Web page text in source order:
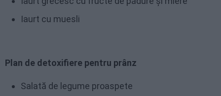
Iaurt cu muesli
Plan de detoxifiere pentru prânz
Salată de legume proaspete